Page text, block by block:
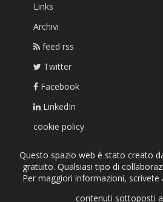
Links
Archivi
feed rss
Twitter
Facebook
LinkedIn
cookie policy
Questo spazio web è stato creato
gratuito. Qualsiasi tipo di
Per maggiori informazioni, scrivete
contenuti sottoposti a